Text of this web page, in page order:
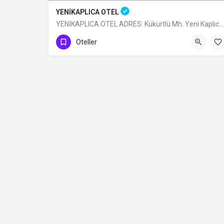
YENİKAPLICA OTEL
YENİKAPLICA OTEL ADRES: Kükürtlü Mh. Yeni Kaplıca Cd. N:6 Osmangazi/BURSA TÜRÜ: Belediye Belgeli…
0 (224) 236 69 68
Oteller